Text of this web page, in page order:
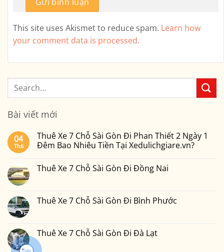
This site uses Akismet to reduce spam. Learn how
your comment data is processed.
Bài viết mới
04
Th6
Thuê Xe 7 Chỗ Sài Gòn Đi Phan Thiết 2 Ngày 1
Đêm Bao Nhiêu Tiền Tại Xedulichgiare.vn?
bình
7
Phan
Thiết
Thuê Xe 7 Chỗ Sài Gòn Đi Đồng Nai
luận
ở
Chỗ
Sài
Gòn
Thuê Xe 7 Chỗ Sài Gòn Đi Bình Phước
luận
ở
Thuê
Xe
Thuê Xe 7 Chỗ Sài Gòn Đi Đà Lạt
Không
có